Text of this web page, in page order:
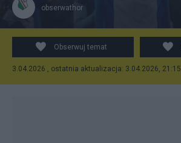
Fot: Wisła Płock
obserwathor
Obserwuj temat
3.04.2026 , ostatnia aktualizacja: 3.04.2026, 21:15